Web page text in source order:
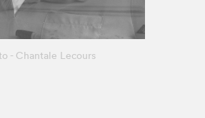
- Chantale Lecours